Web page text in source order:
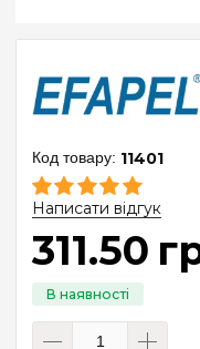
11401
Написати відгук
311.50